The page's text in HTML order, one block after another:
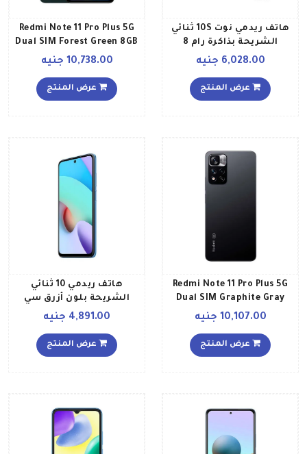
هاتف ريدمي نوت 10S ثنائي
الشريحة بذاكرة رام 8
LTE بلون رمادي أونيكس
6,028.00 جنيه
عرض المنتج
Redmi Note 11 Pro Plus 5G
Dual SIM Forest Green 8GB
RAM 256GB Global Version
10,738.00 جنيه
عرض المنتج
Redmi Note 11 Pro Plus 5G
Dual SIM Graphite Gray
8GB RAM 256GB Global
10,107.00 جنيه
عرض المنتج
هاتف ريدمي 10 ثنائي
الشريحة بلون أزرق سي
وذاكرة رام سعة 4 جيجابايت
LTE إصدار عالمي
4,891.00 جنيه
عرض المنتج